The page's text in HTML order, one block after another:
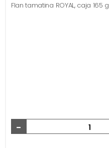
Flan tamatina ROYAL, caja 165 g
-